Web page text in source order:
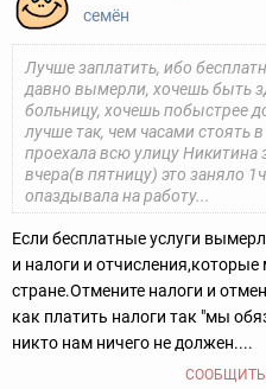
cемён
Лучше заплатить, ибо
давно вымерли, хочешь быть
больницу, хочешь побыстрее
лучше так, чем часами стоять
проехала всю улицу Никитина
вчера(в пятницу) это заняло
опаздывала на работу...
Если бесплатные услуги
и налоги и
стране.Отмените налоги и
как платить налоги так "мы
никто нам ничего не должен....
СООБЩИТЬ